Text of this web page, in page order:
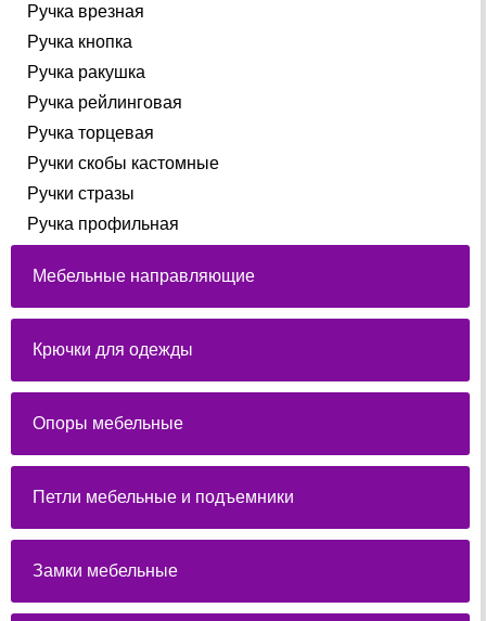
Ручка врезная
Ручка кнопка
Ручка ракушка
Ручка рейлинговая
Ручка торцевая
Ручки скобы кастомные
Ручки стразы
Ручка профильная
Мебельные направляющие
Крючки для одежды
Опоры мебельные
Петли мебельные и подъемники
Замки мебельные